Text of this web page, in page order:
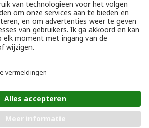
Algemene voorwaarden|
Privacyverklaring